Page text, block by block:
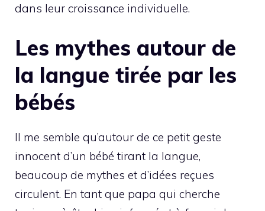
dans leur croissance individuelle.
Les mythes autour de
la langue tirée par les
bébés
Il me semble qu’autour de ce petit geste
innocent d’un bébé tirant la langue,
beaucoup de mythes et d’idées reçues
circulent. En tant que papa qui cherche